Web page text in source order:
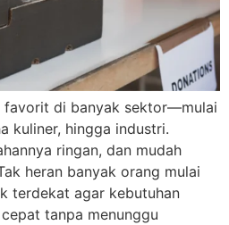
favorit di banyak sektor—mulai
kuliner, hingga industri.
ringan, dan mudah
heran banyak orang mulai
terdekat agar kebutuhan
tanpa menunggu